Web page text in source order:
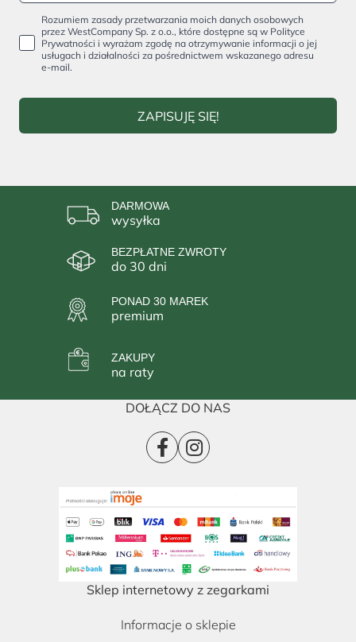
Rozumiem zasady przetwarzania moich danych osobowych
przez WestCompany Sp. z o.o., które dostępne są w Polityce
Prywatności i wyrażam zgodę na otrzymywanie informacji o jej
usługach i działalności za pośrednictwem wskazanego adresu
e-mail.
ZAPISUJĘ SIĘ!
DARMOWA
wysyłka
BEZPŁATNE ZWROTY
do 30 dni
PONAD 30 MAREK
premium
ZAKUPY
na raty
DOŁĄCZ DO NAS
Sklep internetowy z zegarkami
Informacje o sklepie